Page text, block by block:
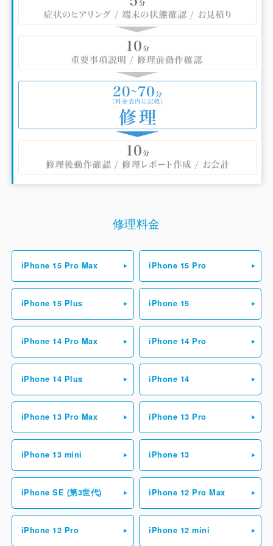
修理料金
iPhone 15 Pro Max iPhone 15 Pro
iPhone 15 Plus iPhone 15
iPhone 14 Pro Max iPhone 14 Pro
iPhone 14 Plus iPhone 14
iPhone 13 Pro Max iPhone 13 Pro
iPhone 13 mini iPhone 13
iPhone SE (第3世代) iPhone 12 Pro Max
iPhone 12 Pro iPhone 12 mini